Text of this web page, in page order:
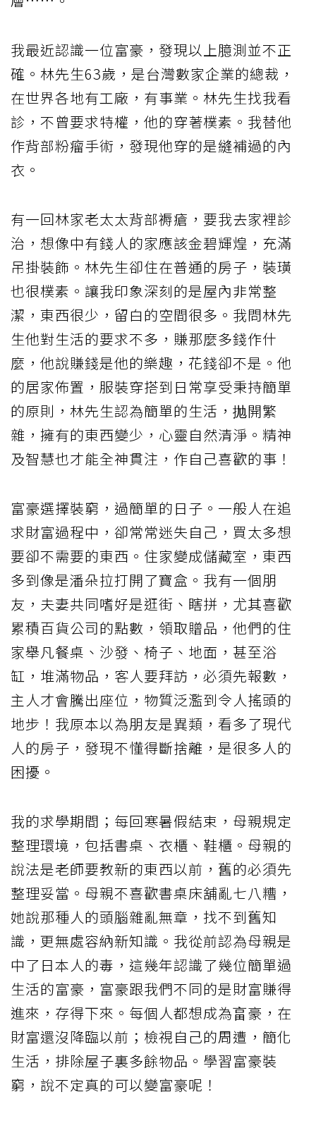
我最近認識一位富豪，發現以上臆測並不正
確。林先生63歲，是台灣數家企業的總裁，
在世界各地有工廠，有事業。林先生找我看
診，不曾要求特權，他的穿著樸素。我替他
作背部粉瘤手術，發現他穿的是縫補過的內
衣。
有一回林家老太太背部褥瘡，要我去家裡診
治，想像中有錢人的家應該金碧輝煌，充滿
吊掛裝飾。林先生卻住在普通的房子，裝璜
也很樸素。讓我印象深刻的是屋內非常整
潔，東西很少，留白的空間很多。我問林先
生他對生活的要求不多，賺那麼多錢作什
麼，他說賺錢是他的樂趣，花錢卻不是。他
的居家佈置，服裝穿搭到日常享受秉持簡單
的原則，林先生認為簡單的生活，抛開繁
雜，擁有的東西變少，心靈自然清淨。精神
及智慧也才能全神貫注，作自己喜歡的事！
富豪選擇裝窮，過簡單的日子。一般人在追
求財富過程中，卻常常迷失自己，買太多想
要卻不需要的東西。住家變成儲藏室，東西
多到像是潘朵拉打開了寶盒。我有一個朋
友，夫妻共同嗜好是逛街、瞎拼，尤其喜歡
累積百貨公司的點數，領取贈品，他們的住
家舉凡餐桌、沙發、椅子、地面，甚至浴
缸，堆滿物品，客人要拜訪，必須先報數，
主人才會騰出座位，物質泛濫到令人搖頭的
地步！我原本以為朋友是異類，看多了現代
人的房子，發現不懂得斷捨離，是很多人的
困擾。
我的求學期間；每回寒暑假結束，母親規定
整理環境，包括書桌、衣櫃、鞋櫃。母親的
說法是老師要教新的東西以前，舊的必須先
整理妥當。母親不喜歡書桌床舖亂七八糟，
她說那種人的頭腦雜亂無章，找不到舊知
識，更無處容納新知識。我從前認為母親是
中了日本人的毒，這幾年認識了幾位簡單過
生活的富豪，富豪跟我們不同的是財富賺得
進來，存得下來。每個人都想成為畗豪，在
財富還沒降臨以前；檢視自己的周遭，簡化
生活，排除屋子裏多餘物品。學習富豪裝
窮，說不定真的可以變富豪呢！